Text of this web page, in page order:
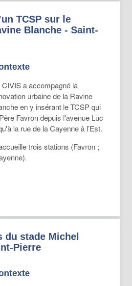
TCSP sur le
Blanche - Saint-
CIVIS a accompagné la
urbaine de la Ravine
en y insérant le TCSP qui
Favron depuis l'avenue Luc
la rue de la Cayenne à l’Est.
trois stations (Favron ;
du stade Michel
Pierre